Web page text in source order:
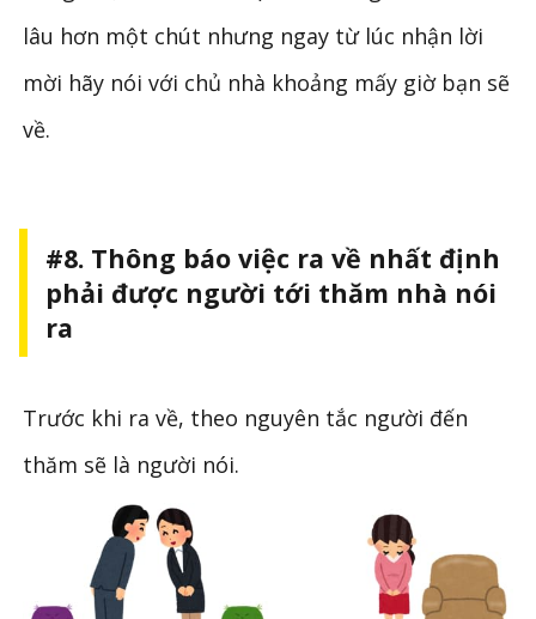
lâu hơn một chút nhưng ngay từ lúc nhận lời
mời hãy nói với chủ nhà khoảng mấy giờ bạn sẽ
về.
#8. Thông báo việc ra về nhất định
phải được người tới thăm nhà nói
ra
Trước khi ra về, theo nguyên tắc người đến
thăm sẽ là người nói.